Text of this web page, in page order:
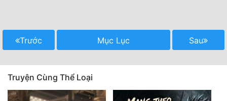
Trước Mục Lục Sau
Truyện Cùng Thể Loại